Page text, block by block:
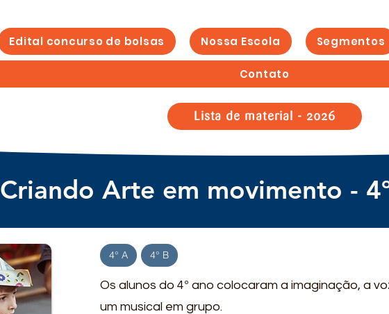
Edital concurso de bolsas Nossa Escola Segmentos
Contato
Lista de material - 2026
Criando Arte em movimento -
4° A 4° B
Os alunos do 4º ano colocaram a imaginação, a
um musical em grupo.